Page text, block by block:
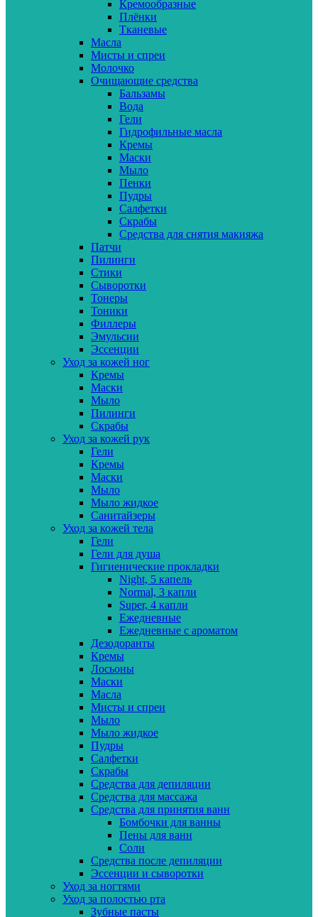
Кремообразные
Плёнки
Тканевые
Масла
Мисты и спреи
Молочко
Очищающие средства
Бальзамы
Вода
Гели
Гидрофильные масла
Кремы
Маски
Мыло
Пенки
Пудры
Салфетки
Скрабы
Средства для снятия макияжа
Патчи
Пилинги
Стики
Сыворотки
Тонеры
Тоники
Филлеры
Эмульсии
Эссенции
Уход за кожей ног
Кремы
Маски
Мыло
Пилинги
Скрабы
Уход за кожей рук
Гели
Кремы
Маски
Мыло
Мыло жидкое
Санитайзеры
Уход за кожей тела
Гели
Гели для душа
Гигиенические прокладки
Night, 5 капель
Normal, 3 капли
Super, 4 капли
Ежедневные
Ежедневные с ароматом
Дезодоранты
Кремы
Лосьоны
Маски
Масла
Мисты и спреи
Мыло
Мыло жидкое
Пудры
Салфетки
Скрабы
Средства для депиляции
Средства для массажа
Средства для принятия ванн
Бомбочки для ванны
Пены для ванн
Соли
Средства после депиляции
Эссенции и сыворотки
Уход за ногтями
Уход за полостью рта
Зубные пасты